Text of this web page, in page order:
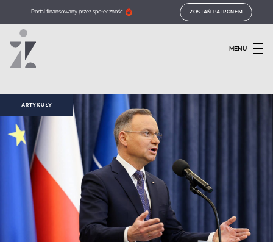
Portal finansowany przez społeczność ZOSTAŃ PATRONEM
MENU
ARTYKUŁY